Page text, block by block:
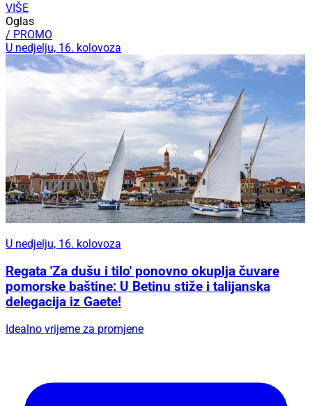
VIŠE
Oglas
/ PROMO
U nedjelju, 16. kolovoza
U nedjelju, 16. kolovoza
Regata 'Za dušu i tilo' ponovno okuplja čuvare
pomorske baštine: U Betinu stiže i talijanska
delegacija iz Gaete!
Idealno vrijeme za promjene